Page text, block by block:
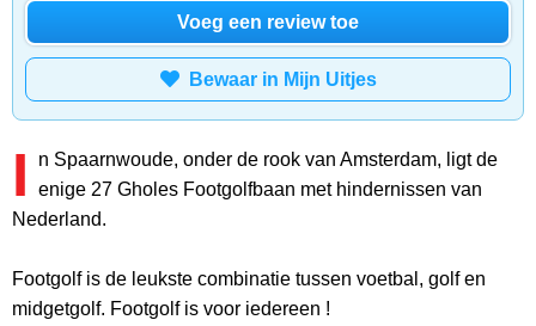
Voeg een review toe
Bewaar in Mijn Uitjes
I
n Spaarnwoude, onder de rook van Amsterdam, ligt de
enige 27 Gholes Footgolfbaan met hindernissen van
Nederland.
Footgolf is de leukste combinatie tussen voetbal, golf en
midgetgolf. Footgolf is voor iedereen !